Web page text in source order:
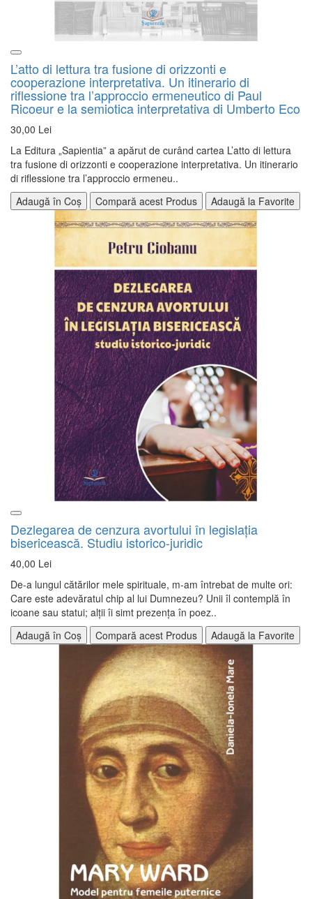
L’atto di lettura tra fusione di orizzonti e
cooperazione interpretativa. Un itinerario di
riflessione tra l’approccio ermeneutico di Paul
Ricoeur e la semiotica interpretativa di Umberto Eco
30,00 Lei
La Editura „Sapientia” a apărut de curând cartea L’atto di lettura
tra fusione di orizzonti e cooperazione interpretativa. Un itinerario
di riflessione tra l’approccio ermeneu..
Adaugă în Coș
Compară acest Produs Adaugă la Favorite
Dezlegarea de cenzura avortului în legislaţia
bisericească. Studiu istorico-juridic
40,00 Lei
De-a lungul cătărilor mele spirituale, m-am întrebat de multe ori:
Care este adevăratul chip al lui Dumnezeu? Unii îl contemplă în
icoane sau statui; alţii îi simt prezenţa în poez..
Adaugă în Coș
Compară acest Produs Adaugă la Favorite